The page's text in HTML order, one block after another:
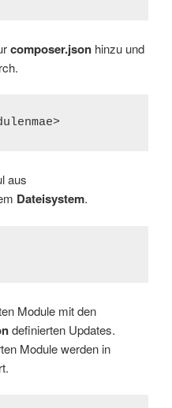
composer.json hinzu und
aus
Dateisystem.
Module mit den
definierten Updates.
Module werden in